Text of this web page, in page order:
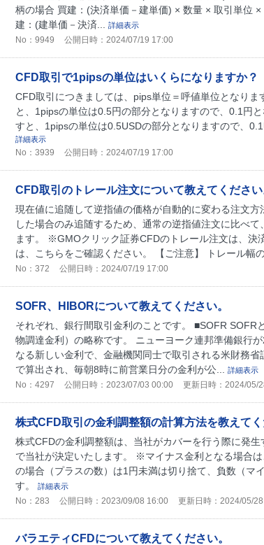
柄の場合 買建：(決済単価－建単価) × 数量 × 取引単位
建：(建単価－決済...
詳細表示
No：9949 公開日時：2024/07/19 17:00
CFD取引で1pipsの単位はいくらになりますか？
CFD取引につきましては、pips単位＝呼値単位となり
と、1pipsの単位は0.5円の部分となりますので、0.1円
すと、1pipsの単位は0.5USDの部分となりますので、
詳細表示
No：3939 公開日時：2024/07/19 17:00
CFD取引のトレール注文について教えてください
現在値に追随して逆指値の価格が自動的に変わる注文
した場合のみ追随するため、通常の逆指値注文に比べ
ます。 ※GMOクリック証券CFDのトレール注文は、決
は、こちらをご確認ください。 【ご注意】 トレール幅
No：372 公開日時：2024/07/19 17:00
SOFR、HIBORについて教えてください。
それぞれ、銀行間取引金利のことです。 ■SOFR
物調達金利）の略称です。 ニューヨーク連邦準備銀行
なる新しい金利で、金融機関同士で取引される米財務
で算出され、毎朝8時に前営業日分の金利が公...
詳細表示
No：4297 公開日時：2023/07/03 00:00 更新日時：2024/05/
株式CFD取引の金利調整額の計算方法を教えてく
株式CFDの金利調整額は、当社がカバーを行う際に発
で当社が決定いたします。 ※マイナス金利となる場合
の場合（プラスの数）は1円未満は切り捨て、負数（マ
す。
詳細表示
No：283 公開日時：2023/09/08 16:00 更新日時：2024/05/
バラエティCFDについて教えてください。